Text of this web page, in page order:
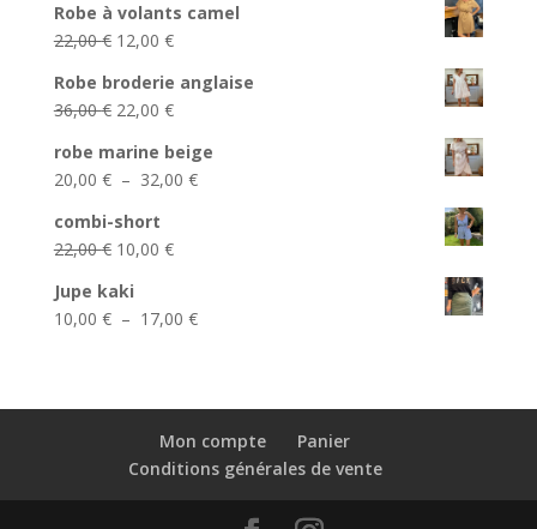
initial
était :
39,00 €.
actuel
est :
25,00 €.
Robe à volants camel
22,00€ Le
initial
était :
22,00 €.
12,00 €Le
actuel
est :
12,00 €.
Robe broderie anglaise
36,00€ Le
initial
était :
36,00 €.
22,00 €Le
actuel
est :
robe marine beige
20,00 € – 32,00 €Plage
32,00 €
combi-short
22,00€ Le
initial
était :
10,00 €Le
est :
Jupe kaki
10,00 € – 17,00 €Plage
17,00 €
Mon compte
Panier
Conditions générales de vente